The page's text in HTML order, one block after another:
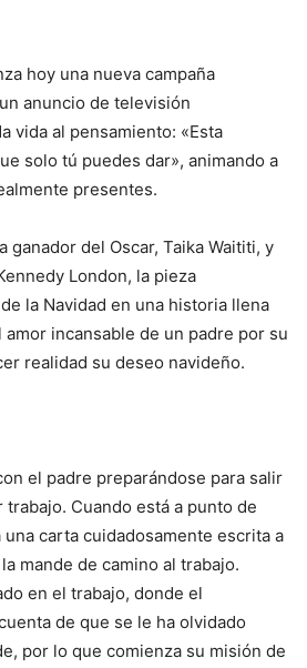
hoy una nueva campaña
anuncio de televisión
vida al pensamiento: «Esta
solo tú puedes dar», animando a
presentes.
ganador del Oscar, Taika Waititi, y
London, la pieza
la Navidad en una historia llena
incansable de un padre por su
realidad su deseo navideño.
el padre preparándose para salir
trabajo. Cuando está a punto de
carta cuidadosamente escrita a
mande de camino al trabajo.
en el trabajo, donde el
de que se le ha olvidado
por lo que comienza su misión de